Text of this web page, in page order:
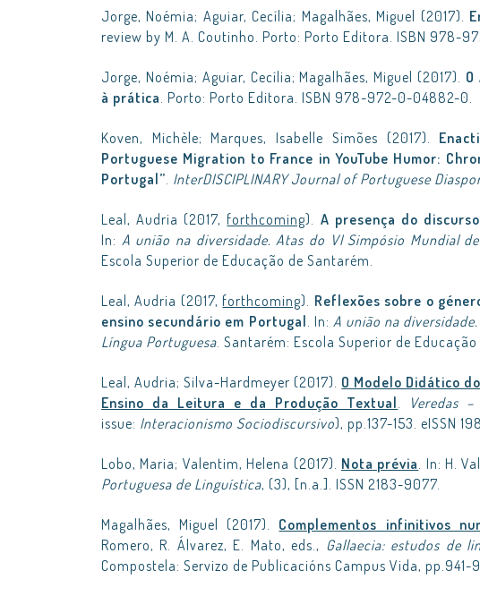
Jorge, Noémia; Aguiar, Cecília; Magalhães, Miguel (2017).
review by M. A. Coutinho. Porto: Porto Editora. ISBN 978-
Jorge, Noémia; Aguiar, Cecília; Magalhães, Miguel (2017).
à prática. Porto: Porto Editora. ISBN 978-972-0-04882-0.
Koven, Michèle; Marques, Isabelle Simões (2017).
Portuguese Migration to France in YouTube Humor:
Portugal”. InterDISCIPLINARY Journal of Portuguese
Leal, Audria (2017,forthcoming). A presença do
In: A união na diversidade. Atas do VI Simpósio Mundial
Escola Superior de Educação de Santarém.
Leal, Audria (2017,forthcoming). Reflexões sobre o
ensino secundário em Portugal. In: A união na
Língua Portuguesa. Santarém: Escola Superior de
Leal, Audria; Silva-Hardmeyer (2017). O Modelo Didático
Ensino da Leitura e da Produção Textual. Veredas
issue: Interacionismo Sociodiscursivo), pp.137-153. eISSN
Lobo, Maria; Valentim, Helena (2017). Nota prévia. In: H.
Portuguesa de Linguística, (3), [n.a.]. ISSN 2183-9077.
Magalhães, Miguel (2017). Complementos infinitivos
Romero, R. Álvarez, E. Mato, eds., Gallaecia: estudos de
Compostela: Servizo de Publicacións Campus Vida,